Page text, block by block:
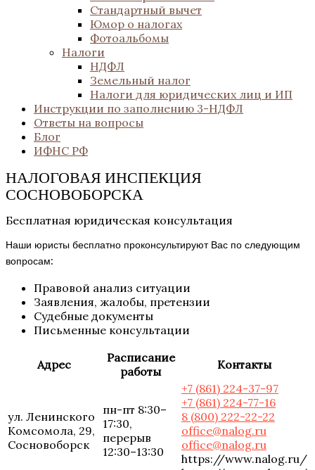
Стандартный вычет
Юмор о налогах
Фотоальбомы
Налоги
НДФЛ
Земельный налог
Налоги для юридических лиц и ИП
Инструкции по заполнению 3-НДФЛ
Ответы на вопросы
Блог
ИФНС РФ
НАЛОГОВАЯ ИНСПЕКЦИЯ
СОСНОВОБОРСКА
Бесплатная юридическая консультация
Наши юристы бесплатно проконсультируют Вас по следующим
вопросам:
Правовой анализ ситуации
Заявления, жалобы, претензии
Судебные документы
Письменные консультации
Адрес
Расписание
работы
Контакты
ул. Ленинского
Комсомола, 29,
Сосновоборск
пн-пт 8:30–
17:30,
перерыв
12:30–13:30
+7 (861) 224-37-97
+7 (861) 224-77-16
8 (800) 222-22-22
office@nalog.ru
office@nalog.ru
https://www.nalog.ru/